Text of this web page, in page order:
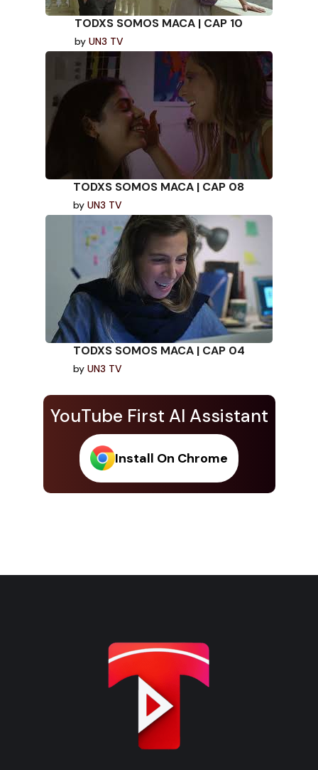
YouTube First AI Assistant
Install On Chrome
TODXS SOMOS MACA | CAP 10
byUN3 TV
TODXS SOMOS MACA | CAP 08
byUN3 TV
TODXS SOMOS MACA | CAP 04
by UN3 TV